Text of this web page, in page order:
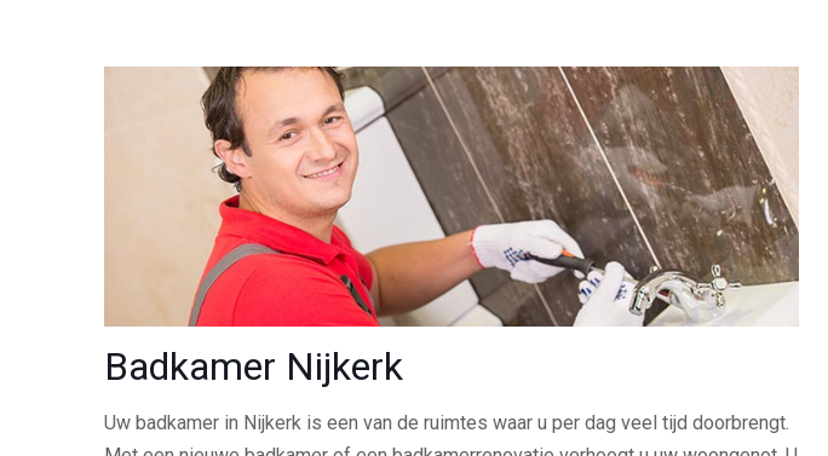
Badkamer Nijkerk
Uw badkamer in Nijkerk is een van de ruimtes waar u per dag veel tijd doorbrengt.